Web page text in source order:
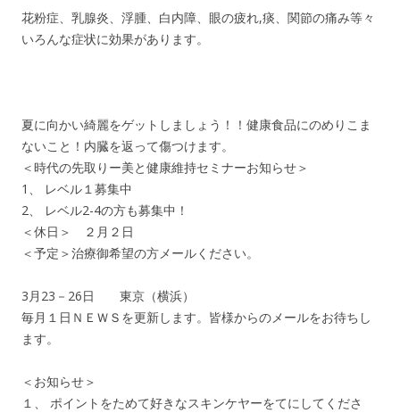
花粉症、乳腺炎、浮腫、白内障、眼の疲れ,痰、関節の痛み等々
いろんな症状に効果があります。
夏に向かい綺麗をゲットしましょう！！健康食品にのめりこま
ないこと！内臓を返って傷つけます。
＜時代の先取りー美と健康維持セミナーお知らせ＞
1、 レベル１募集中
2、 レベル2-4の方も募集中！
＜休日＞ ２月２日
＜予定＞治療御希望の方メールください。
3月23－26日 東京（横浜）
毎月１日ＮＥＷＳを更新します。皆様からのメールをお待ちし
ます。
＜お知らせ＞
１、 ポイントをためて好きなスキンケヤーをてにしてくださ